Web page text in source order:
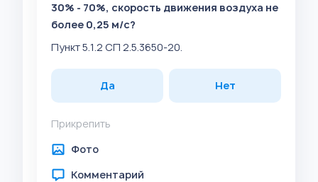
30% - 70%, скорость движения воздуха не
более 0,25 м/с?
Пункт 5.1.2 СП 2.5.3650-20.
Да Нет
Прикрепить
Фото
Комментарий